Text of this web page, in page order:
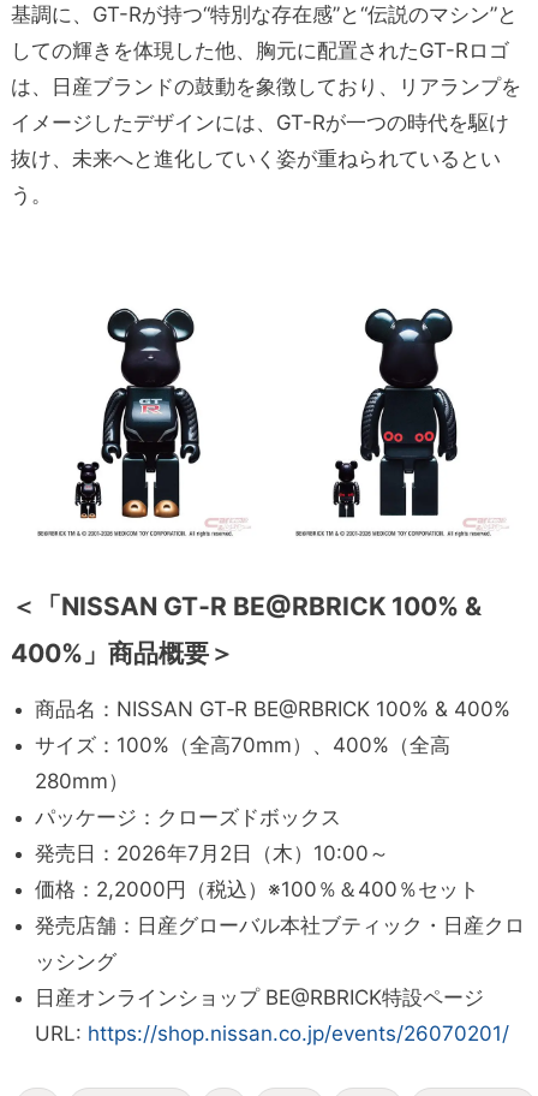
基調に、GT-Rが持つ“特別な存在感”と“伝説のマシン”と
しての輝きを体現した他、胸元に配置されたGT-Rロゴ
は、日産ブランドの鼓動を象徴しており、リアランプを
イメージしたデザインには、GT-Rが一つの時代を駆け
抜け、未来へと進化していく姿が重ねられているとい
う。
＜「NISSAN GT‑R BE@RBRICK 100% &
400%」商品概要＞
商品名：NISSAN GT‑R BE@RBRICK 100% & 400%
サイズ：100%（全高70mm）、400%（全高
280mm）
パッケージ：クローズドボックス
発売日：2026年7月2日（木）10:00～
価格：2,2000円（税込）※100％＆400％セット
発売店舗：日産グローバル本社ブティック・日産クロ
ッシング
日産オンラインショップ BE@RBRICK特設ページ
URL: https://shop.nissan.co.jp/events/26070201/